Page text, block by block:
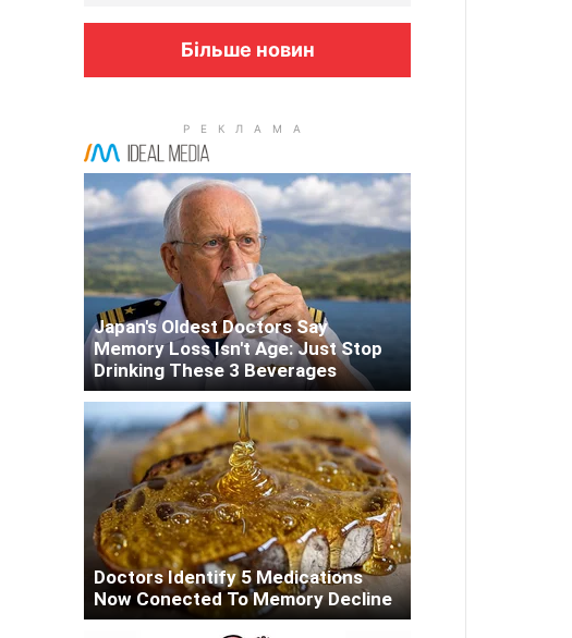
Більше новин
Japan's Oldest Doctors Say
Memory Loss Isn't Age: Just Stop
Drinking These 3 Beverages
Doctors Identify 5 Medications
Now Conected To Memory Decline